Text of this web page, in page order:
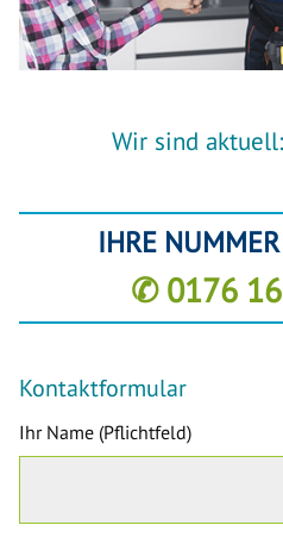
Wir sind aktuell:
IHRE
✆ 0176
Kontaktformular
Ihr Name (Pflichtfeld)